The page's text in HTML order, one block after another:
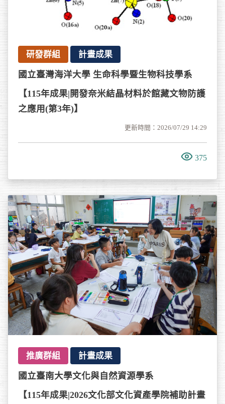
研發群組 計畫成果
國立臺灣海洋大學 生命科學暨生物科技學系
【115年成果|開發奈米結晶材料於館藏文物防護
之應用(第3年)】
更新時間：2026/07/29 14:29
375
推廣群組 計畫成果
國立臺南大學文化與自然資源學系
【115年成果|2026文化部文化資產學院補助計畫